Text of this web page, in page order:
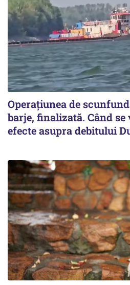
Operațiunea de
barje, finalizată. Când
efecte asupra debitului